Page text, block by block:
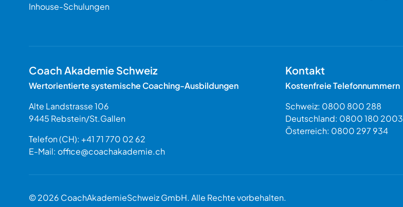
Inhouse-Schulungen
Coach Akademie Schweiz
Wertorientierte systemische Coaching-Ausbildungen
Alte Landstrasse 106
9445 Rebstein/St.Gallen
Telefon (CH): +41 71 770 02 62
E-Mail: office@coachakademie.ch
Kontakt
Kostenfreie Telefonnummern
Schweiz: 0800 800 288
Deutschland: 0800 180 2003
Österreich: 0800 297 934
© 2026 CoachAkademieSchweiz GmbH. Alle Rechte vorbehalten.